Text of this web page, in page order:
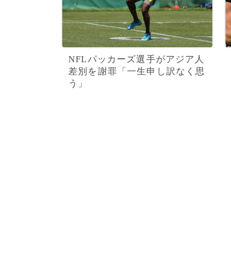
NFLパッカーズ選手がアジア人
差別を謝罪「一生申し訳なく思
う」